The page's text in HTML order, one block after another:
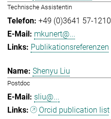
Technische Assistentin
+49 (0)3641 57-1210
mkunert@...
Publikationsreferenzen
Shenyu Liu
Postdoc
sliu@...
Orcid publication list